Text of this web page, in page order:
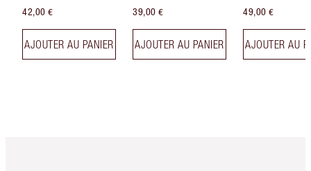
42,00 €
AJOUTER AU PANIER
39,00 €
AJOUTER AU PANIER
49,00 €
AJOUTER AU